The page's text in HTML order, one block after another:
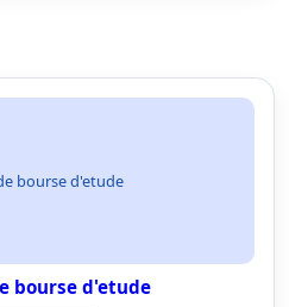
bourse d'etude
bourse d'etude